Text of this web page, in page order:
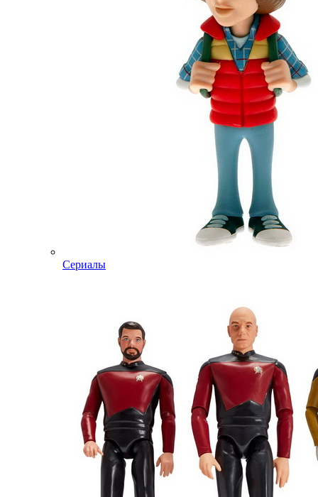
Сериалы